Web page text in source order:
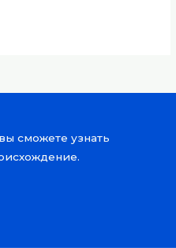
сможете узнать